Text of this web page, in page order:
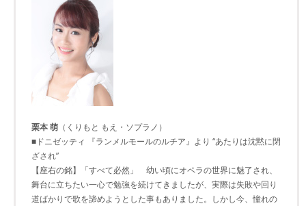
栗本 萌 （くりもと もえ・ソプラノ）
■ドニゼッティ 『ランメルモールのルチア』より “あたりは沈黙に閉
ざされ”
【座右の銘】「すべて必然」 幼い頃にオペラの世界に魅了され、
舞台に立ちたい一心で勉強を続けてきましたが、実際は失敗や回り
道ばかりで歌を諦めようとした事もありました。しかし今、憧れの